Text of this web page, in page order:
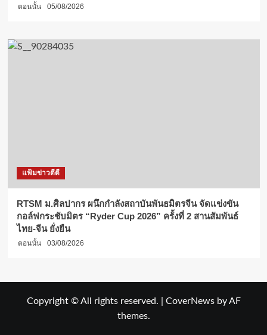
ตอนนั้น 05/08/2026
แฟ้มข่าวดีดี
RTSM ม.ศิลปากร ผนึกกำลังสถาบันพันธมิตรจีน จัดแข่งขัน
กอล์ฟกระชับมิตร “Ryder Cup 2026” ครั้งที่ 2 สานสัมพันธ์
ไทย-จีน ยั่งยืน
ตอนนั้น 03/08/2026
Copyright © All rights reserved. CoverNewsby AF
themes.